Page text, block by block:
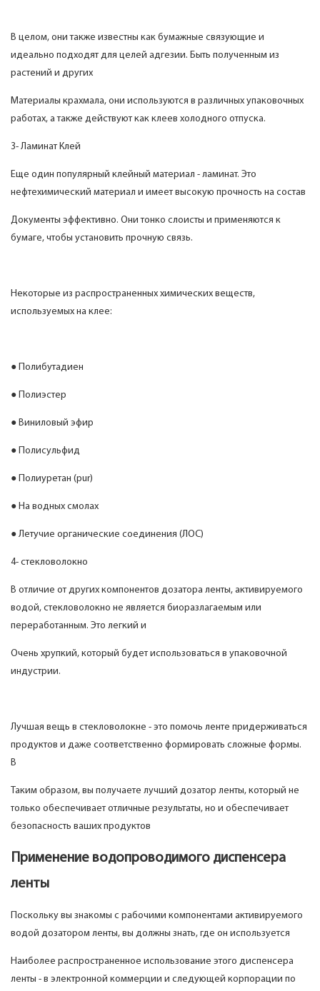
В целом, они также известны как бумажные связующие и
идеально подходят для целей адгезии. Быть полученным из
растений и других
Материалы крахмала, они используются в различных упаковочных
работах, а также действуют как клеев холодного отпуска.
3- Ламинат Клей
Еще один популярный клейный материал - ламинат. Это
нефтехимический материал и имеет высокую прочность на состав
Документы эффективно. Они тонко слоисты и применяются к
бумаге, чтобы установить прочную связь.
Некоторые из распространенных химических веществ,
используемых на клее:
● Полибутадиен
● Полиэстер
● Виниловый эфир
● Полисульфид
● Полиуретан (pur)
● На водных смолах
● Летучие органические соединения (ЛОС)
4- стекловолокно
В отличие от других компонентов дозатора ленты, активируемого
водой, стекловолокно не является биоразлагаемым или
переработанным. Это легкий и
Очень хрупкий, который будет использоваться в упаковочной
индустрии.
Лучшая вещь в стекловолокне - это помочь ленте придерживаться
продуктов и даже соответственно формировать сложные формы.
В
Таким образом, вы получаете лучший дозатор ленты, который не
только обеспечивает отличные результаты, но и обеспечивает
безопасность ваших продуктов
Применение водопроводимого диспенсера
ленты
Поскольку вы знакомы с рабочими компонентами активируемого
водой дозатором ленты, вы должны знать, где он используется
Наиболее распространенное использование этого диспенсера
ленты - в электронной коммерции и следующей корпорации по